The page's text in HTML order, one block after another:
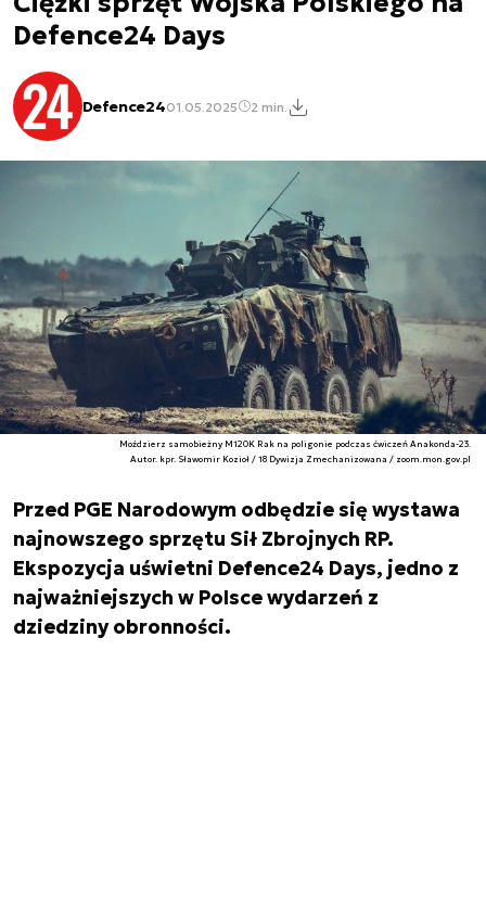
Defence24 Days
Defence2401.05.2025 2 min.
Moździerz samobieżny M120K Rak na poligonie podczas ćwiczeń Anakonda-23.
Autor. kpr. Sławomir Kozioł / 18 Dywizja Zmechanizowana / zoom.mon.gov.pl
Przed PGE Narodowym odbędzie się wystawa
najnowszego sprzętu Sił Zbrojnych RP.
Ekspozycja uświetni Defence24 Days, jedno z
najważniejszych w Polsce wydarzeń z
dziedziny obronności.